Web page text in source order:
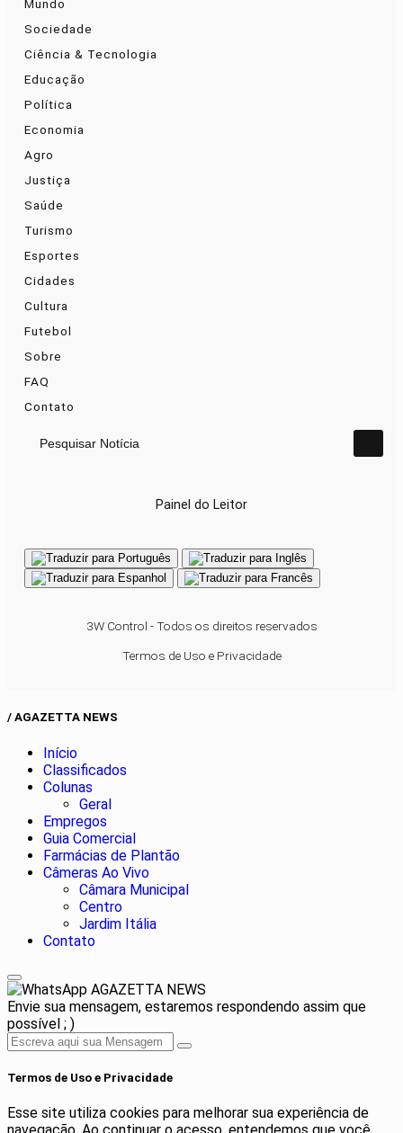
Mundo
Sociedade
Ciência & Tecnologia
Educação
Política
Economia
Agro
Justiça
Saúde
Turismo
Esportes
Cidades
Cultura
Futebol
Sobre
FAQ
Contato
Pesquisar Notícia
Painel do Leitor
3W Control - Todos os direitos reservados
Termos de Uso e Privacidade
/ AGAZETTA NEWS
Início
Classificados
Colunas
Geral
Empregos
Guia Comercial
Farmácias de Plantão
Câmeras Ao Vivo
Câmara Municipal
Centro
Jardim Itália
Contato
AGAZETTA NEWS
Envie sua mensagem, estaremos respondendo assim que
possível ; )
Termos de Uso e Privacidade
Esse site utiliza cookies para melhorar sua experiência de